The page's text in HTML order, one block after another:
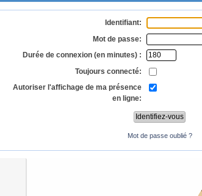
Identifiant:
Mot de passe:
Durée de connexion (en minutes) :
Toujours connecté:
Autoriser l'affichage de ma présence
en ligne:
Mot de passe oublié ?